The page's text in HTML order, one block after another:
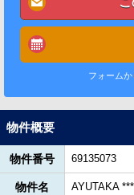
フォームか
物件概要
物件番号 69135073
物件名 AYUTAKA